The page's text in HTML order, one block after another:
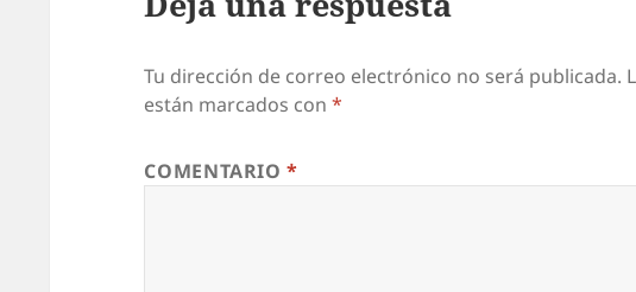
Tu dirección de correo electrónico no será publicada.
están marcados con*
COMENTARIO*